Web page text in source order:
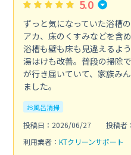
5.0
ずっと気になっていた浴槽
アカ、床のくすみなどを含
浴槽も壁も床も見違えるよ
湯はけも改善。普段の掃除
が行き届いていて、家族み
ました。
お風呂清掃
投稿日：2026/06/27
投稿者
利用業者： KTクリーンサポート